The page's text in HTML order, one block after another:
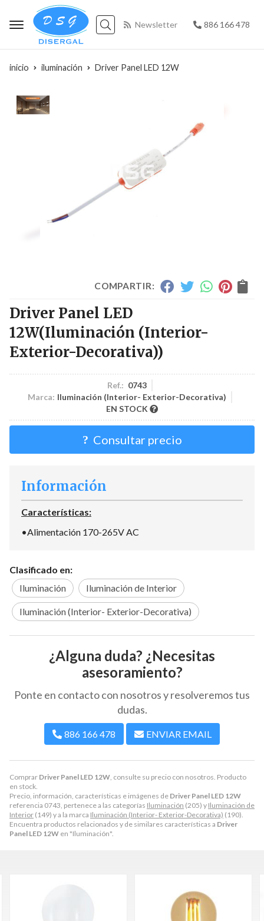
Buscar
Newsletter 886 166 478
inicio iluminación Driver Panel LED 12W
COMPARTIR:
Driver Panel LED
12W(Iluminación (Interior-
Exterior-Decorativa))
Ref.: 0743
Marca: Iluminación (Interior- Exterior-Decorativa)
EN STOCK
Consultar precio
Comprar Driver Panel LED 12W, consulte su precio con nosotros. Producto
en stock.
Precio, información, características e imágenes de Driver Panel LED 12W
referencia 0743, pertenece a las categorías Iluminación (205) y Iluminación de
Interior (149) y a la marca Iluminación (Interior- Exterior-Decorativa) (190).
Encuentra productos relacionados y de similares características a Driver
Panel LED 12W en "Iluminación".
Información
Características:
•Alimentación 170-265V AC
Clasificado en:
Iluminación
Iluminación de Interior
Iluminación (Interior- Exterior-Decorativa)
¿Alguna duda? ¿Necesitas
asesoramiento?
Ponte en contacto con nosotros y resolveremos tus
dudas.
886 166 478 ENVIAR EMAIL